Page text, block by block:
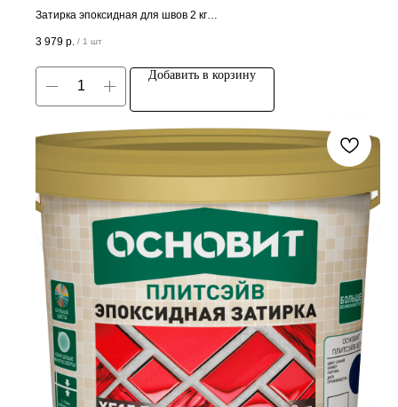
Затирка эпоксидная для швов 2 кг
Цена за штуку
3 979 р. / 1 шт
Добавить в корзину